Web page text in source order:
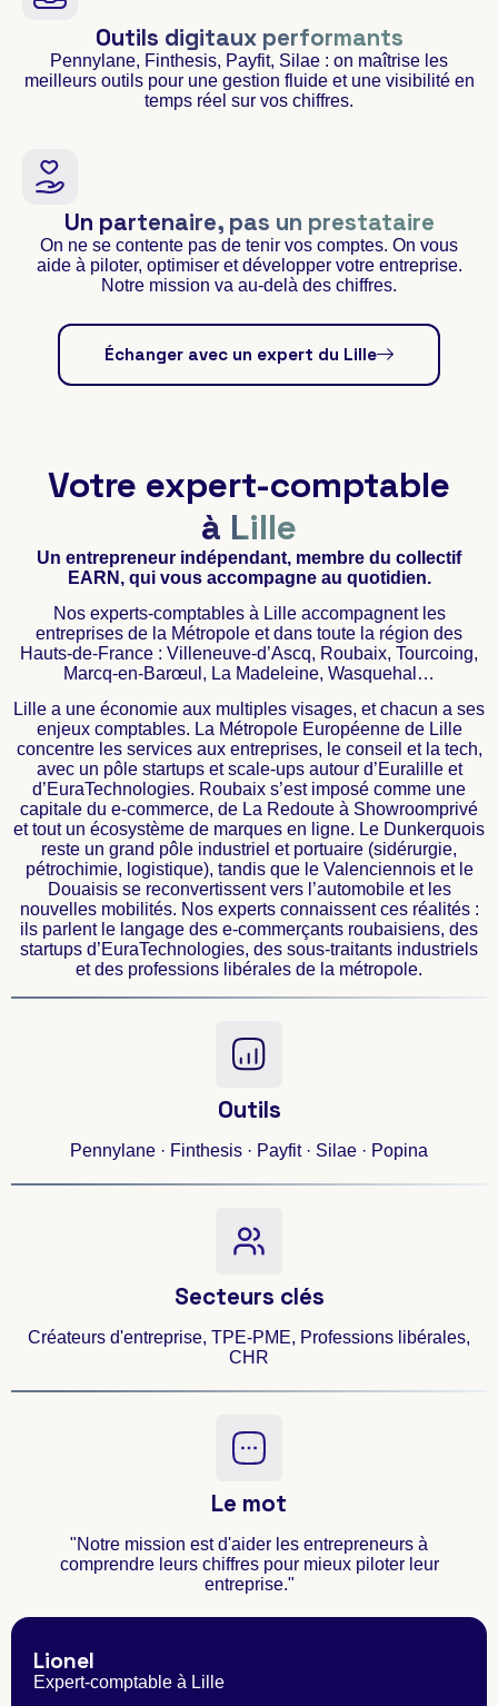
Outils digitaux performants
Pennylane, Finthesis, Payfit, Silae : on maîtrise les
meilleurs outils pour une gestion fluide et une visibilité en
temps réel sur vos chiffres.
Un partenaire, pas un prestataire
On ne se contente pas de tenir vos comptes. On vous
aide à piloter, optimiser et développer votre entreprise.
Notre mission va au-delà des chiffres.
Échanger avec un expert du Lille
Lionel
Expert-comptable à Lille
Votre expert-comptable
à Lille
Un entrepreneur indépendant, membre du collectif
EARN, qui vous accompagne au quotidien.
Nos experts-comptables à Lille accompagnent les
entreprises de la Métropole et dans toute la région des
Hauts-de-France : Villeneuve-d’Ascq, Roubaix, Tourcoing,
Marcq-en-Barœul, La Madeleine, Wasquehal…
Lille a une économie aux multiples visages, et chacun a ses
enjeux comptables. La Métropole Européenne de Lille
concentre les services aux entreprises, le conseil et la tech,
avec un pôle startups et scale-ups autour d’Euralille et
d’EuraTechnologies. Roubaix s’est imposé comme une
capitale du e-commerce, de La Redoute à Showroomprivé
et tout un écosystème de marques en ligne. Le Dunkerquois
reste un grand pôle industriel et portuaire (sidérurgie,
pétrochimie, logistique), tandis que le Valenciennois et le
Douaisis se reconvertissent vers l’automobile et les
nouvelles mobilités. Nos experts connaissent ces réalités :
ils parlent le langage des e-commerçants roubaisiens, des
startups d’EuraTechnologies, des sous-traitants industriels
et des professions libérales de la métropole.
Outils
Pennylane · Finthesis · Payfit · Silae · Popina
Secteurs clés
Créateurs d'entreprise, TPE-PME, Professions libérales,
CHR
Le mot
"Notre mission est d'aider les entrepreneurs à
comprendre leurs chiffres pour mieux piloter leur
entreprise."